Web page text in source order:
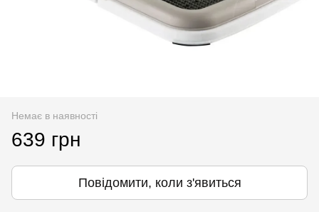
Немає в наявності
639 грн
Повідомити, коли з'явиться